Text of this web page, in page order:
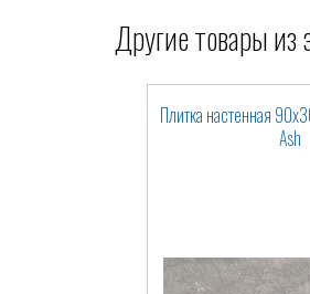
Другие товары из
Плитка настенная
Ash